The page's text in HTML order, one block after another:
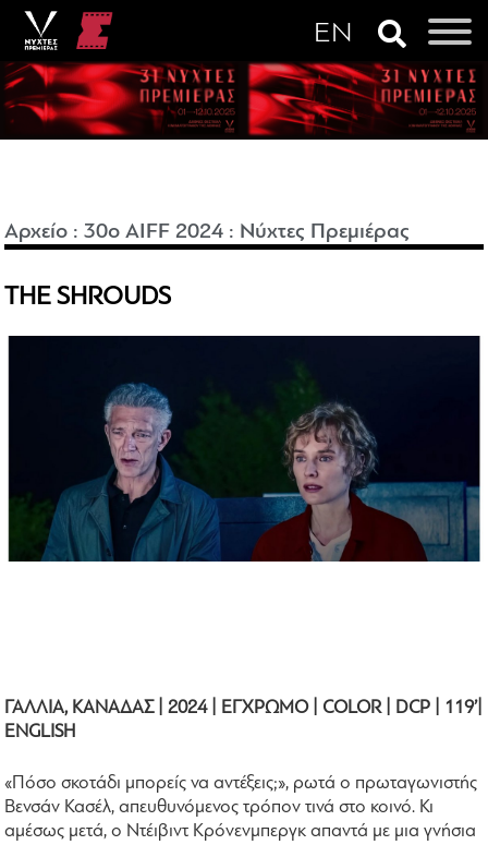
Αρχείο :30o AIFF 2024 : Νύχτες Πρεμιέρας
THE SHROUDS
ΓΑΛΛΙΑ, ΚΑΝΑΔΑΣ | 2024 | ΕΓΧΡΩΜΟ | COLOR | DCP | 119’|
ENGLISH
«Πόσο σκοτάδι μπορείς να αντέξεις;», ρωτά ο πρωταγωνιστής
Βενσάν Κασέλ, απευθυνόμενος τρόπον τινά στο κοινό. Κι
αμέσως μετά, ο Ντέιβιντ Κρόνενμπεργκ απαντά με μια γνήσια